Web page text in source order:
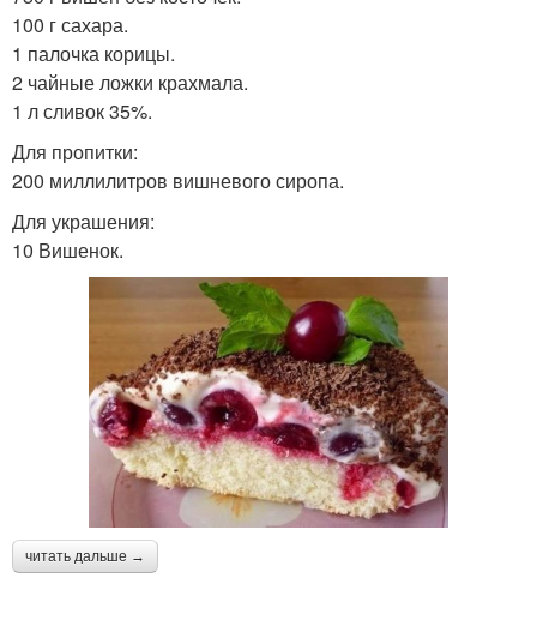
100 г сахара.
1 палочка корицы.
2 чайные ложки крахмала.
1 л сливок 35%.
Для пропитки:
200 миллилитров вишневого сиропа.
Для украшения:
10 Вишенок.
читать дальше →